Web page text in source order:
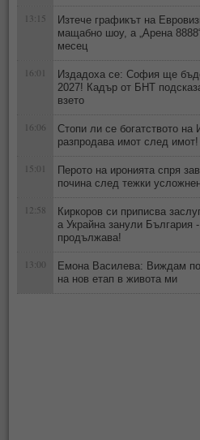
13:15
Изтече графикът на
мащабно шоу, а „Арена
месец
16:01
Издадоха се: София ще
2027! Кадър от БНТ
взето
16:06
Стопи ли се богатството
разпродава имот след имот!
15:01
Перото на иронията спря
почина след тежки
12:58
Киркоров си приписва
а Украйна занули България
продължава!
13:00
Емона Василева: Виждам
на нов етап в живота ми